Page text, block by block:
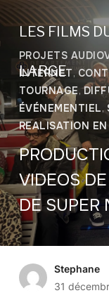
LES FILMS
LARGE
PROJETS
INTERNET,
TOURNAGE,
ÉVÉNEMENTIEL,
REALISATION
VIDEOS
DE SUPER
Stephane
31